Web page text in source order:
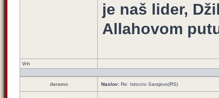
je naš lider,
Allahovom
Vrh
daramo Naslov: Re: Istocno Sarajevo(RS)